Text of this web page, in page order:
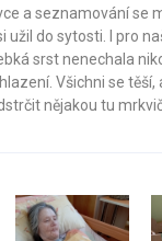
a seznamování se
užil do sytosti. I pro
srst nenechala
Všichni se těší,
nějakou tu